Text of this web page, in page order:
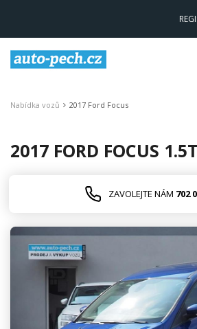
Nabídka vozů 2017 Ford Focus
2017 FORD FOCUS
ZAVOLEJTE NÁM 702